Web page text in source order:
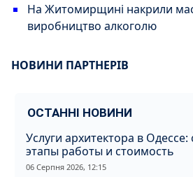
На Житомирщині накрили
виробництво алкоголю
НОВИНИ ПАРТНЕРІВ
ОСТАННІ НОВИНИ
Услуги архитектора в Одессе:
этапы работы и стоимость
06 Серпня 2026, 12:15